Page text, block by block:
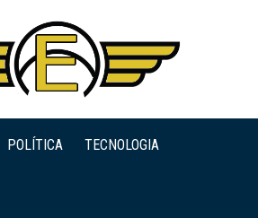
POLÍTICA TECNOLOGIA